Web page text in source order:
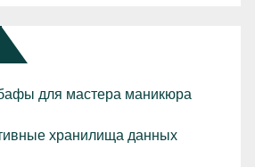
для мастера маникюра
хранилища данных